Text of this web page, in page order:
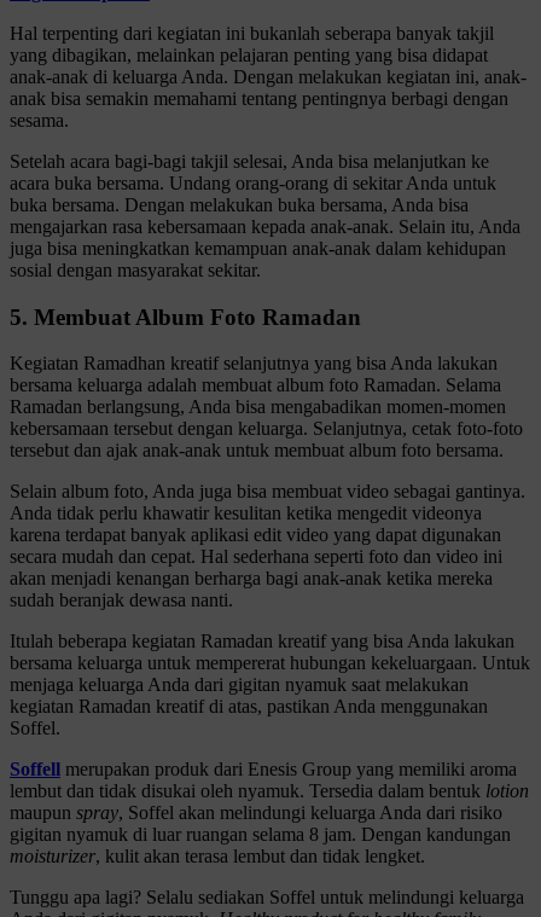
Hal terpenting dari kegiatan ini bukanlah seberapa banyak takjil
yang dibagikan, melainkan pelajaran penting yang bisa didapat
anak-anak di keluarga Anda. Dengan melakukan kegiatan ini, anak-
anak bisa semakin memahami tentang pentingnya berbagi dengan
sesama.
Setelah acara bagi-bagi takjil selesai, Anda bisa melanjutkan ke
acara buka bersama. Undang orang-orang di sekitar Anda untuk
buka bersama. Dengan melakukan buka bersama, Anda bisa
mengajarkan rasa kebersamaan kepada anak-anak. Selain itu, Anda
juga bisa meningkatkan kemampuan anak-anak dalam kehidupan
sosial dengan masyarakat sekitar.
5. Membuat Album Foto Ramadan
Kegiatan Ramadhan kreatif selanjutnya yang bisa Anda lakukan
bersama keluarga adalah membuat album foto Ramadan. Selama
Ramadan berlangsung, Anda bisa mengabadikan momen-momen
kebersamaan tersebut dengan keluarga. Selanjutnya, cetak foto-foto
tersebut dan ajak anak-anak untuk membuat album foto bersama.
Selain album foto, Anda juga bisa membuat video sebagai gantinya.
Anda tidak perlu khawatir kesulitan ketika mengedit videonya
karena terdapat banyak aplikasi edit video yang dapat digunakan
secara mudah dan cepat. Hal sederhana seperti foto dan video ini
akan menjadi kenangan berharga bagi anak-anak ketika mereka
sudah beranjak dewasa nanti.
Itulah beberapa kegiatan Ramadan kreatif yang bisa Anda lakukan
bersama keluarga untuk mempererat hubungan kekeluargaan. Untuk
menjaga keluarga Anda dari gigitan nyamuk saat melakukan
kegiatan Ramadan kreatif di atas, pastikan Anda menggunakan
Soffel.
Soffell merupakan produk dari Enesis Group yang memiliki aroma
lembut dan tidak disukai oleh nyamuk. Tersedia dalam bentuk lotion
maupun spray, Soffel akan melindungi keluarga Anda dari risiko
gigitan nyamuk di luar ruangan selama 8 jam. Dengan kandungan
moisturizer, kulit akan terasa lembut dan tidak lengket.
Tunggu apa lagi? Selalu sediakan Soffel untuk melindungi keluarga